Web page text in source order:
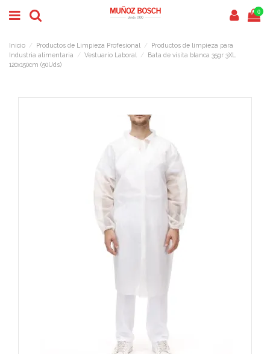
0
Inicio Productos de Limpieza Profesional
Productos de limpieza para
Industria alimentaria
Vestuario Laboral
Bata de visita blanca 35gr 3XL
120x150cm (50Uds)